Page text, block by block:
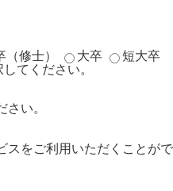
（修士） 大卒
短大卒
てください。
い。
をご利用いただくことがで